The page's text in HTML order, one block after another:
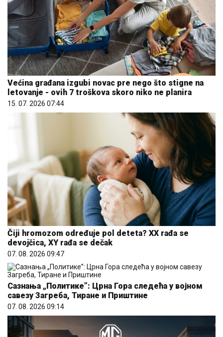
Većina građana izgubi novac pre nego što stigne na
letovanje - ovih 7 troškova skoro niko ne planira
15. 07. 2026 07:44
Čiji hromozom određuje pol deteta? XX rađa se
devojčica, XY rađa se dečak
07. 08. 2026 09:47
Сазнања „Политике”: Црна Гора следећа у војном
савезу Загреба, Тиране и Приштине
07. 08. 2026 09:14